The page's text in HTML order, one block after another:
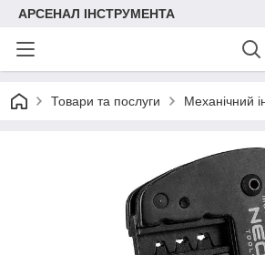
АРСЕНАЛ ІНСТРУМЕНТА
Товари та послуги Механічний